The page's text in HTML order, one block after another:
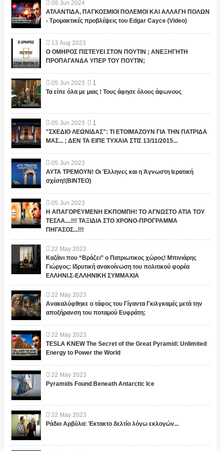
08 Jun 2024
ΑΤΛΑΝΤΙΔΑ, ΠΑΓΚΟΣΜΙΟΙ ΠΟΛΕΜΟΙ ΚΑΙ ΑΛΛΑΓΗ ΠΟΛΩΝ
- Τρομακτικές προβλέψεις του Edgar Cayce (Video)
13 Aug 2023
Ο ΟΜΗΡΟΣ ΠΙΣΤΕΥΕΙ ΣΤΟΝ ΠΟΥΤΙΝ ; ΑΝΕΞΗΓΗΤΗ
ΠΡΟΠΑΓΑΝΔΑ ΥΠΕΡ ΤΟΥ ΠΟΥΤΙΝ;
05 Jun 2023
1
Τα είπε όλα με μιας ! Τους άφησε όλους άφωνους
05 Jun 2023
1
"ΣΧΕΔΙΟ ΛΕΩΝΙΔΑΣ": ΤΙ ΕΤΟΙΜΑΖΟΥΝ ΓΙΑ ΤΗΝ ΠΑΤΡΙΔΑ
ΜΑΣ... ; ΔΕΝ ΤΑ ΕΙΠΕ ΤΥΧΑΙΑ ΣΤΙΣ 13/11/2015...
05 Jun 2023
ΑΥΤΑ ΤΡΕΜΟΥΝ! Οι Έλληνες και η Άγνωστη Ιερατική
σχέση!(ΒΙΝΤΕΟ)
05 Jun 2023
Η ΑΠΑΓΟΡΕΥΜΕΝΗ ΕΚΠΟΜΠΗ! ΤΟ ΑΓΝΩΣΤΟ ΑΤΙΑ ΤΟΥ
ΤΕΣΛΑ....!!! ΤΑΞΙΔΙΑ ΣΤΟ ΧΡΟΝΟ-ΠΡΟΓΡΑΜΜΑ
ΠΗΓΑΣΟΣ...!!!
22 May 2023
Καζάνι που “Βράζει” ο Πατριωτικος χώρος! Μπινιάρης
Γιώργος: Ιδρυτική ανακοίνωση του πολιτικού φορέα
ΕΛΛΗΝΙ.Σ-ΕΛΛΗΝΙΚΗ ΣΥΜΜΑΧΙΑ
22 May 2023
Ανακαλύφθηκε ο τάφος του Γίγαντα Γκιλγκαμές μετά την
αποξήρανση του ποταμού Ευφράτη;
22 May 2023
TESLA KNEW The Secret of the Great Pyramid: Unlimited
Energy to Power the World
22 May 2023
Pyramids Found Beneath Antarctic Ice
22 May 2023
Ράδιο Αρβύλα: Έκτακτο δελτίο λόγω εκλογών...